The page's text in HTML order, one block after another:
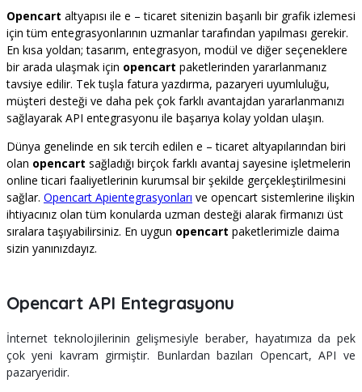
Opencart altyapısı ile e – ticaret sitenizin başarılı bir grafik izlemesi
için tüm entegrasyonlarının uzmanlar tarafından yapılması gerekir.
En kısa yoldan; tasarım, entegrasyon, modül ve diğer seçeneklere
bir arada ulaşmak için opencart paketlerinden yararlanmanız
tavsiye edilir. Tek tuşla fatura yazdırma, pazaryeri uyumluluğu,
müşteri desteği ve daha pek çok farklı avantajdan yararlanmanızı
sağlayarak API entegrasyonu ile başarıya kolay yoldan ulaşın.
Dünya genelinde en sık tercih edilen e – ticaret altyapılarından biri
olan opencart sağladığı birçok farklı avantaj sayesine işletmelerin
online ticari faaliyetlerinin kurumsal bir şekilde gerçekleştirilmesini
sağlar. Opencart Apientegrasyonları ve opencart sistemlerine ilişkin
ihtiyacınız olan tüm konularda uzman desteği alarak firmanızı üst
sıralara taşıyabilirsiniz. En uygun opencart paketlerimizle daima
sizin yanınızdayız.
Opencart API Entegrasyonu
İnternet teknolojilerinin gelişmesiyle beraber, hayatımıza da pek
çok yeni kavram girmiştir. Bunlardan bazıları Opencart, API ve
pazaryeridir.